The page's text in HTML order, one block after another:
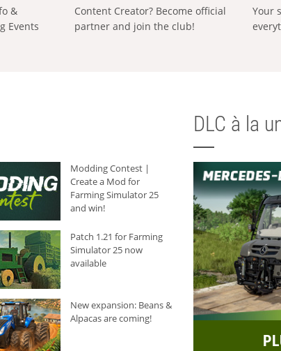
&
Events
Content Creator? Become official
partner and join the club!
Your
Modding Contest |
Create a Mod for
Farming Simulator 25
and win!
Patch 1.21 for Farming
Simulator 25 now
available
New expansion: Beans &
Alpacas are coming!
DLC à la